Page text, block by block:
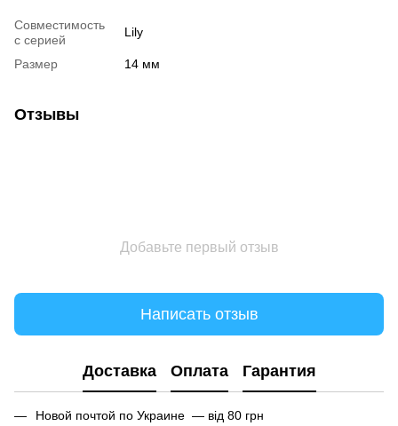
Совместимость
с серией
Lily
Размер 14 мм
Отзывы
Добавьте первый отзыв
Написать отзыв
Доставка Оплата Гарантия
Новой почтой по Украине — від 80 грн